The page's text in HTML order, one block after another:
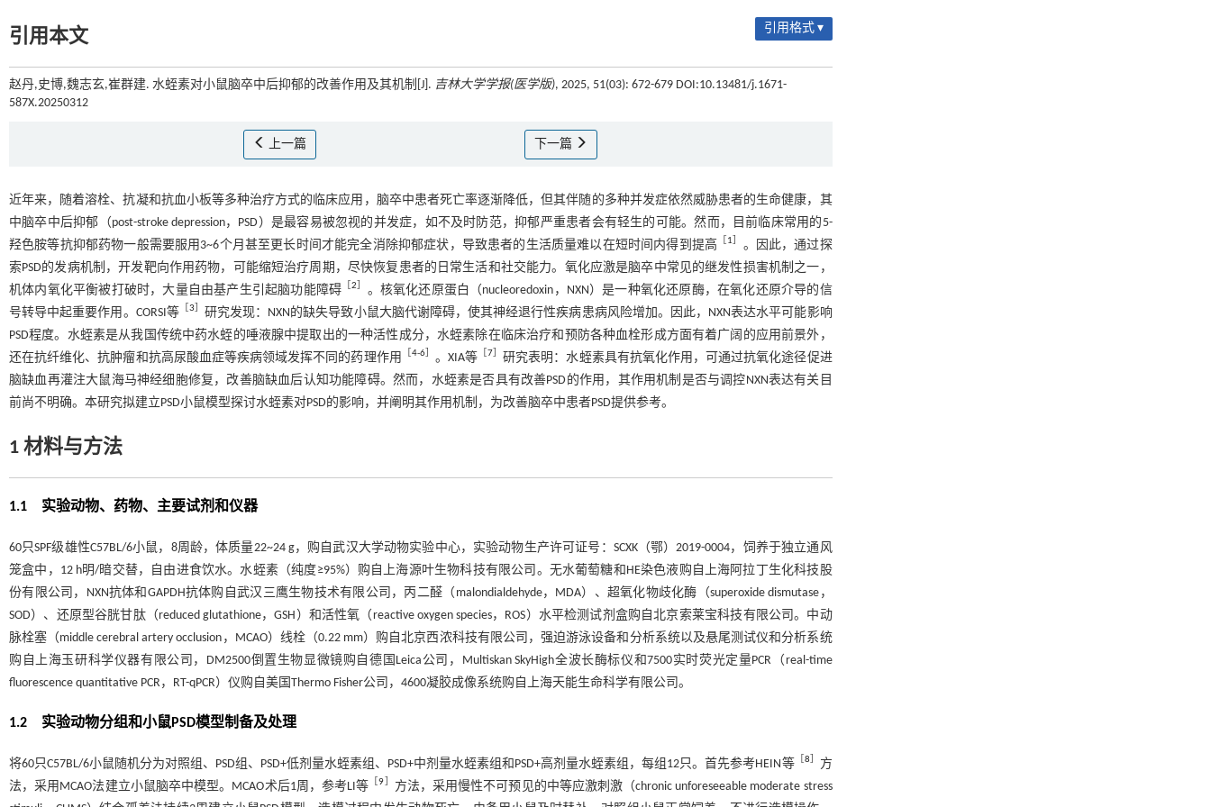
引用本文 引用格式 ▾
赵丹,史博,魏志玄,崔群建. 水蛭素对小鼠脑卒中后抑郁的改善作用及其机制[J]. 吉林大学学报(医学版), 2025, 51(03): 672-679 DOI:10.13481/j.1671-
587X.20250312
上一篇 下一篇
近年来，随着溶栓、抗凝和抗血小板等多种治疗方式的临床应用，脑卒中患者死亡率逐渐降低，但其伴随的多种并发症依然威胁患者的生命健康，其
中脑卒中后抑郁（post-stroke depression，PSD）是最容易被忽视的并发症，如不及时防范，抑郁严重患者会有轻生的可能。然而，目前临床常用的5-
羟色胺等抗抑郁药物一般需要服用3~6个月甚至更长时间才能完全消除抑郁症状，导致患者的生活质量难以在短时间内得到提高 ［1］ 。因此，通过探
索PSD的发病机制，开发靶向作用药物，可能缩短治疗周期，尽快恢复患者的日常生活和社交能力。氧化应激是脑卒中常见的继发性损害机制之一，
机体内氧化平衡被打破时，大量自由基产生引起脑功能障碍 ［2］ 。核氧化还原蛋白（nucleoredoxin，NXN）是一种氧化还原酶，在氧化还原介导的信
号转导中起重要作用。CORSI等［3］ 研究发现：NXN的缺失导致小鼠大脑代谢障碍，使其神经退行性疾病患病风险增加。因此，NXN表达水平可能影响
PSD程度。水蛭素是从我国传统中药水蛭的唾液腺中提取出的一种活性成分，水蛭素除在临床治疗和预防各种血栓形成方面有着广阔的应用前景外，
还在抗纤维化、抗肿瘤和抗高尿酸血症等疾病领域发挥不同的药理作用
［4-6］ 。XIA等 ［7］研究表明：水蛭素具有抗氧化作用，可通过抗氧化途径促进
脑缺血再灌注大鼠海马神经细胞修复，改善脑缺血后认知功能障碍。然而，水蛭素是否具有改善PSD的作用，其作用机制是否与调控NXN表达有关目
前尚不明确。本研究拟建立PSD小鼠模型探讨水蛭素对PSD的影响，并阐明其作用机制，为改善脑卒中患者PSD提供参考。
1 材料与方法
1.1 实验动物、药物、主要试剂和仪器
60只SPF级雄性C57BL/6小鼠，8周龄，体质量22~24 g，购自武汉大学动物实验中心，实验动物生产许可证号：SCXK（鄂）2019-0004，饲养于独立通风
笼盒中，12 h明/暗交替，自由进食饮水。水蛭素（纯度≥95%）购自上海源叶生物科技有限公司。无水葡萄糖和HE染色液购自上海阿拉丁生化科技股
份有限公司，NXN抗体和GAPDH抗体购自武汉三鹰生物技术有限公司，丙二醛（malondialdehyde，MDA）、超氧化物歧化酶（superoxide dismutase，
SOD）、还原型谷胱甘肽（reduced glutathione，GSH）和活性氧（reactive oxygen species，ROS）水平检测试剂盒购自北京索莱宝科技有限公司。中动
脉栓塞（middle cerebral artery occlusion，MCAO）线栓（0.22 mm）购自北京西浓科技有限公司，强迫游泳设备和分析系统以及悬尾测试仪和分析系统
购自上海玉研科学仪器有限公司，DM2500倒置生物显微镜购自德国Leica公司，Multiskan SkyHigh全波长酶标仪和7500实时荧光定量PCR（real-time
fluorescence quantitative PCR，RT-qPCR）仪购自美国Thermo Fisher公司，4600凝胶成像系统购自上海天能生命科学有限公司。
1.2 实验动物分组和小鼠PSD模型制备及处理
将60只C57BL/6小鼠随机分为对照组、PSD组、PSD+低剂量水蛭素组、PSD+中剂量水蛭素组和PSD+高剂量水蛭素组，每组12只。首先参考HEIN等［8］
方
法，采用MCAO法建立小鼠脑卒中模型。MCAO术后1周，参考LI等 ［9］
方法，采用慢性不可预见的中等应激刺激（chronic unforeseeable moderate stress